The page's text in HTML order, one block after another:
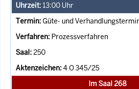
13:00 Uhr
Güte- und
Prozessverfahren
250
4 O 345/25
Im Saal 268